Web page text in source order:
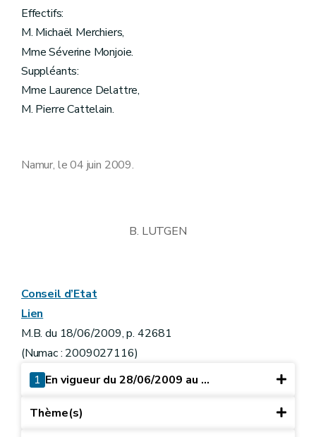
Effectifs:
M. Michaël Merchiers,
Mme Séverine Monjoie.
Suppléants:
Mme Laurence Delattre,
M. Pierre Cattelain.
Namur, le 04 juin 2009.
B. LUTGEN
Conseil d’Etat
Lien
M.B. du 18/06/2009, p. 42681
(Numac : 2009027116)
1 En vigueur du 28/06/2009 au ...
Thème(s)